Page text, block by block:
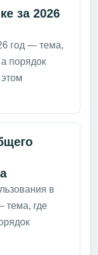
за 2026
год — тема,
порядок
в
тема, где